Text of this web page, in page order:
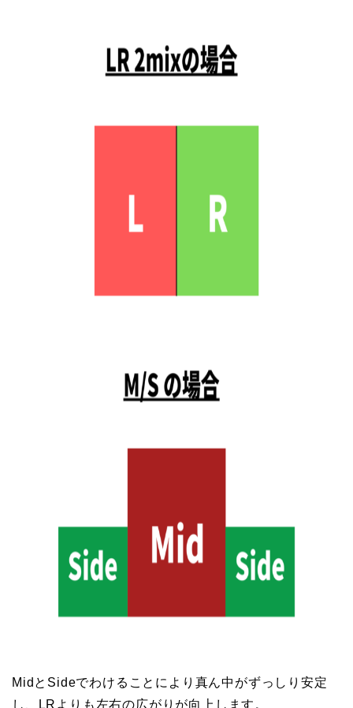
MidとSideでわけることにより真ん中がずっしり安定
し、LRよりも左右の広がりが向上します。